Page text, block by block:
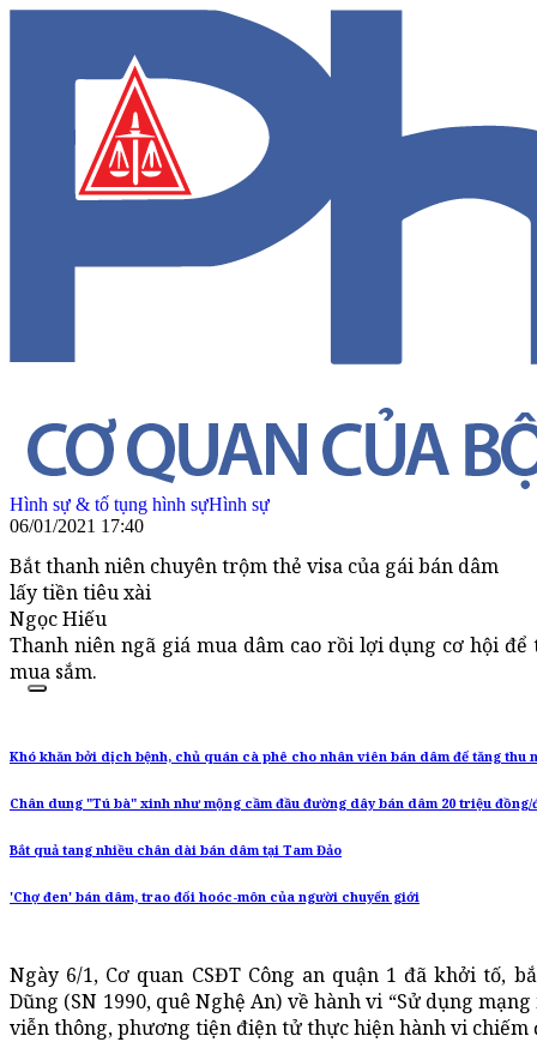
Hình sự & tố tụng hình sựHình sự
06/01/2021 17:40
Bắt thanh niên chuyên trộm thẻ visa của gái bán dâm
lấy tiền tiêu xài
Ngọc Hiếu
Thanh niên ngã giá mua dâm cao rồi lợi dụng cơ hội
mua sắm.
Khó khăn bởi dịch bệnh, chủ quán cà phê cho nhân viên bán dâm để tăng thu
Chân dung "Tú bà" xinh như mộng cầm đầu đường dây bán dâm 20 triệu đồng/
Bắt quả tang nhiều chân dài bán dâm tại Tam Đảo
'Chợ đen' bán dâm, trao đổi hoóc-môn của người chuyển giới
Ngày 6/1, Cơ quan CSĐT Công an quận 1 đã khởi tố,
Dũng (SN 1990, quê Nghệ An) về hành vi “Sử dụng
viễn thông, phương tiện điện tử thực hiện hành vi chiếm